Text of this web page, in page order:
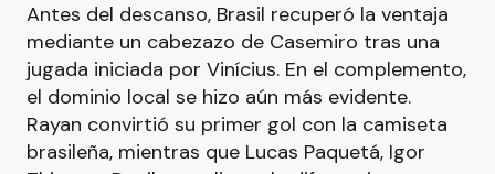
Antes del descanso, Brasil recuperó la ventaja
mediante un cabezazo de Casemiro tras una
jugada iniciada por Vinícius. En el complemento,
el dominio local se hizo aún más evidente.
Rayan convirtió su primer gol con la camiseta
brasileña, mientras que Lucas Paquetá, Igor